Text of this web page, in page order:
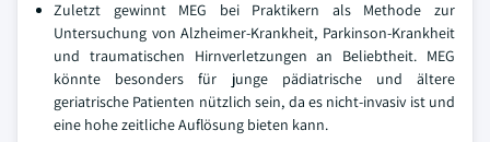
Zuletzt gewinnt MEG bei Praktikern als Methode zur
Untersuchung von Alzheimer-Krankheit, Parkinson-Krankheit
und traumatischen Hirnverletzungen an Beliebtheit. MEG
könnte besonders für junge pädiatrische und ältere
geriatrische Patienten nützlich sein, da es nicht-invasiv ist und
eine hohe zeitliche Auflösung bieten kann.